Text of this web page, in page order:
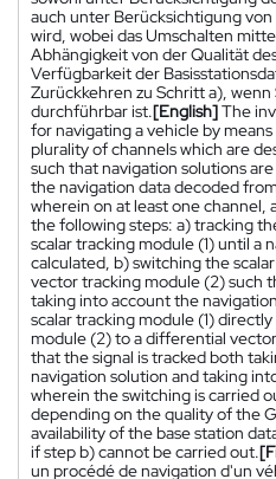
auch unter Berücksichtigung
wird, wobei das Umschalten
Abhängigkeit von der Qualität
Verfügbarkeit der
Zurückkehren zu Schritt a),
durchführbar ist.[English]The
for navigating a vehicle by
plurality of channels which are
such that navigation solutions
the navigation data decoded
wherein on at least one channel,
the following steps: a) tracking
scalar tracking module (1) until a
calculated, b) switching the
vector tracking module (2) such
taking into account the
scalar tracking module (1)
module (2) to a differential
that the signal is tracked both
navigation solution and taking
wherein the switching is carried
depending on the quality of the
availability of the base station
if step b) cannot be carried out.
un procédé de navigation d'un